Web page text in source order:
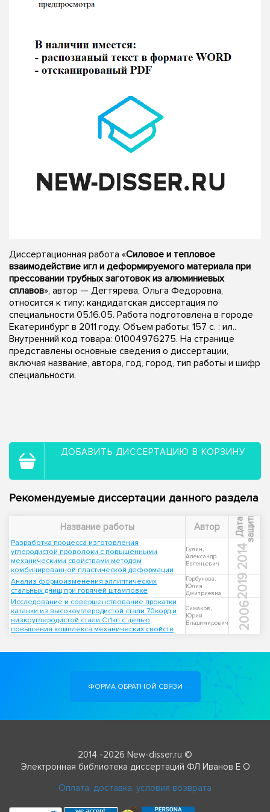
Диссертационная работа «Силовое и тепловое
взаимодействие игл и деформируемого материала при
прессовании трубных заготовок из алюминиевых
сплавов», автор — Дегтярева, Ольга Федоровна,
относится к типу: кандидатская диссертация по
специальности 05.16.05. Работа подготовлена в городе
Екатеринбург в 2011 году. Объем работы: 157 с. : ил..
Внутренний код товара: 01004976275. На странице
представлены основные сведения о диссертации,
включая название, автора, год, город, тип работы и шифр
специальности.
ДОБАВИТЬ ДИССЕРТАЦИЮ В КОРЗИНУ
Рекомендуемые диссертации данного раздела
Название работы Автор Д
а
т
а
з
а
щ
и
т ы
Разработка процесса изготовления
углеродистой проволоки с повышенными
механическими свойствами методом
комбинированной пластической деформации
Гулин,
Александр
Евгеньевич
2014
Анализ формоизменения эллиптических
стальных днищ при горячей штамповке
Горбунова,
Юлия
Дмитриевна
2019
Исследование и совершенствование прокатки
катанки из высокоуглеродистой стали 70корд и
низкоуглеродистой стали Ст1кп с целью
повышения комплекса механических свойств
Симаков,
Юрий
Владимирович
2006
ФОРМА ОБРАТНОЙ СВЯЗИ
2014 -2026 New-disser.ru ©
Электронная библиотека диссертаций ФЛ Иванов Е О
Оплата, доставка, условия возврата